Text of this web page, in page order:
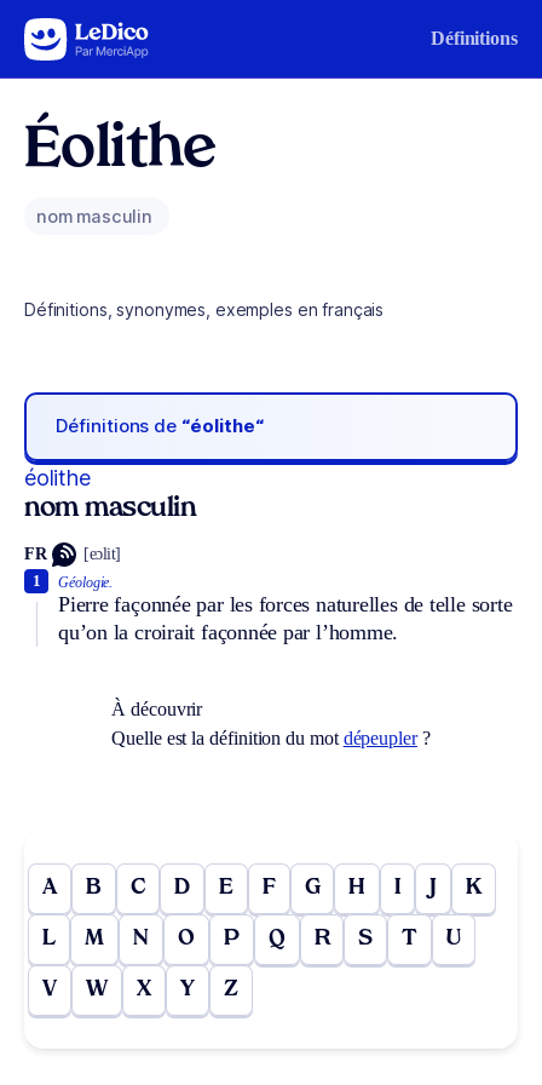
Aller au contenu Définitions
Éolithe
nom masculin
Définitions, synonymes, exemples en français
Définitions de “éolithe“
éolithe
nom masculin
FR [eɔlit]
Géologie.
Pierre façonnée par les forces naturelles de telle sorte
qu’on la croirait façonnée par l’homme.
1
À découvrir
Quelle est la définition du mot dépeupler?
A B C D E F G H I J K
L M N O P Q R S T U
V W X Y Z